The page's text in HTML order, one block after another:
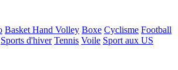
Basket Hand Volley Boxe Cyclisme Football
Sports d'hiver Tennis Voile Sport aux US